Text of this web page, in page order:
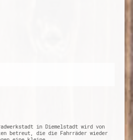
in Diemelstadt wird von
betreut, die die Fahrräder wieder